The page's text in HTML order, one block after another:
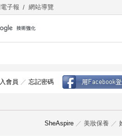
子報 網站導覽
會員 ／ 忘記密碼
SheAspire ／ 美妝保養 ／